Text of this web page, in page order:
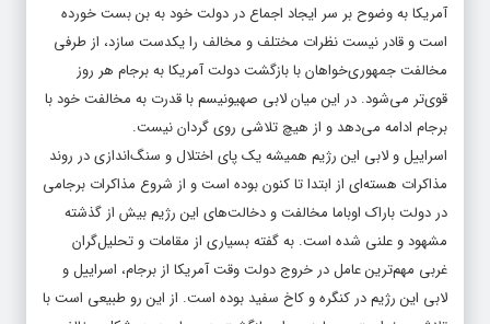
آمریکا به وضوح بر سر ایجاد اجماع در دولت خود به بن بست خورده
است و قادر نیست نظرات مختلف و مخالف را یکدست سازد، از طرفی
مخالفت جمهوری‌خواهان با بازگشت دولت آمریکا به برجام هر روز
قوی‌تر می‌شود. در این میان لابی صهیونیسم با قدرت به مخالفت خود با
برجام ادامه می‌دهد و از هیچ تلاشی روی گردان نیست.
اسراییل و لابی این رژیم همیشه یک پای اختلال و سنگ‌اندازی در روند
مذاکرات هسته‌ای از ابتدا تا کنون بوده است و از شروع مذاکرات برجامی
در دولت باراک اوباما مخالفت و دخالت‌های این رژیم بیش از گذشته
مشهود و علنی شده است. به گفته بسیاری از مقامات و تحلیل‌گران
غربی مهم‌ترین عامل در خروج دولت وقت آمریکا از برجام، اسراییل و
لابی این رژیم در کنگره و کاخ سفید بوده است. از این رو طبیعی است با